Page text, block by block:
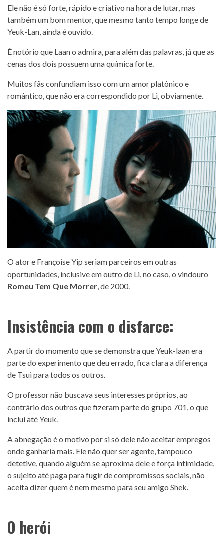
Ele não é só forte, rápido e criativo na hora de lutar, mas
também um bom mentor, que mesmo tanto tempo longe de
Yeuk-Lan, ainda é ouvido.
É notório que Laan o admira, para além das palavras, já que as
cenas dos dois possuem uma química forte.
Muitos fãs confundiam isso com um amor platônico e
romântico, que não era correspondido por Li, obviamente.
O ator e Françoise Yip seriam parceiros em outras
oportunidades, inclusive em outro de Li, no caso, o vindouro
Romeu Tem Que Morrer, de 2000.
Insistência com o disfarce:
A partir do momento que se demonstra que Yeuk-laan era
parte do experimento que deu errado, fica clara a diferença
de Tsui para todos os outros.
O professor não buscava seus interesses próprios, ao
contrário dos outros que fizeram parte do grupo 701, o que
inclui até Yeuk.
A abnegação é o motivo por si só dele não aceitar empregos
onde ganharia mais. Ele não quer ser agente, tampouco
detetive, quando alguém se aproxima dele e força intimidade,
o sujeito até paga para fugir de compromissos sociais, não
aceita dizer quem é nem mesmo para seu amigo Shek.
O herói